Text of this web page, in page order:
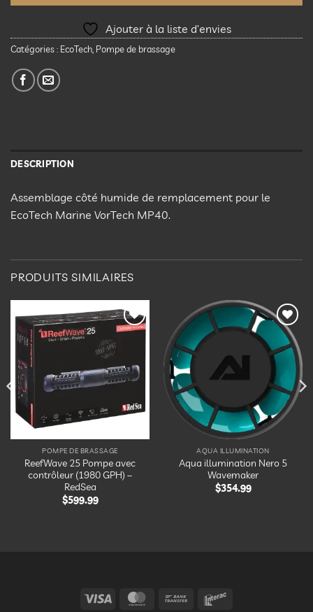
Ajouter à la liste d’envies
Catégories : EcoTech Pompe de brassage
DESCRIPTION
Assemblage côté humide de remplacement pour le
EcoTech Marine VorTech MP40.
PRODUITS SIMILAIRES
Ajouter
d’envies
POMPE DE BRASSAGE
ReefWave 25 Pompe avec
contrôleur (1980 GPH) –
RedSea
$599.99
Ajouter
à la
liste
d’envies
AQUA ILLUMINATION
Aqua illumination Nero 5
Wavemaker
$354.99
Visa MasterCardBank